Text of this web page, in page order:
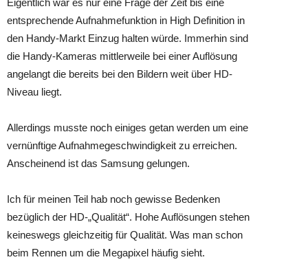
Eigentlich war es nur eine Frage der Zeit bis eine
entsprechende Aufnahmefunktion in High Definition in
den Handy-Markt Einzug halten würde. Immerhin sind
die Handy-Kameras mittlerweile bei einer Auflösung
angelangt die bereits bei den Bildern weit über HD-
Niveau liegt.
Allerdings musste noch einiges getan werden um eine
vernünftige Aufnahmegeschwindigkeit zu erreichen.
Anscheinend ist das Samsung gelungen.
Ich für meinen Teil hab noch gewisse Bedenken
bezüglich der HD-„Qualität“. Hohe Auflösungen stehen
keineswegs gleichzeitig für Qualität. Was man schon
beim Rennen um die Megapixel häufig sieht.